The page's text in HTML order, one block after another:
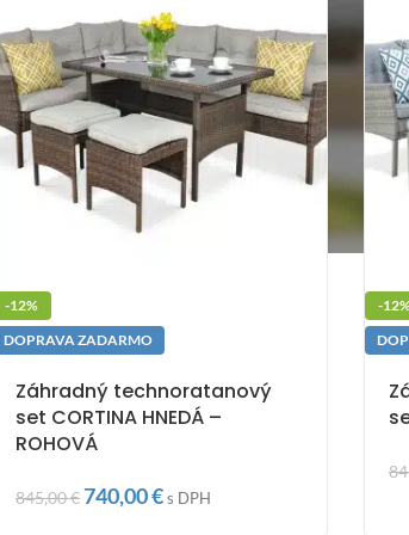
-12%
DOPRAVA ZADARMO
Záhradný technoratanový
set CORTINA HNEDÁ –
ROHOVÁ
845,00€740,00€s DPH
-